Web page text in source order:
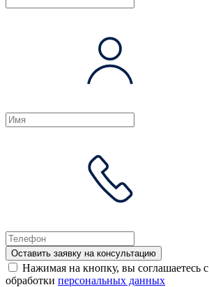
Оставить заявку на консультацию
Нажимая на кнопку, вы соглашаетесь с
обработки персональных данных